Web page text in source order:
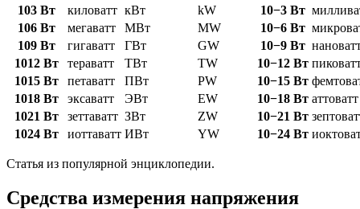
103 Вт
киловатт кВт kW 10−3 Вт
106 Вт
мегаватт МВт MW 10−6 Вт
109 Вт
гигаватт ГВт GW 10−9 Вт
1012 Вт
тераватт ТВт TW 10−12 Вт
1015 Вт
петаватт ПВт PW 10−15 Вт
1018 Вт
эксаватт ЭВт EW 10−18 Вт аттоватт
1021 Вт
зеттаватт ЗВт ZW 10−21 Вт
1024 Вт
иоттаватт ИВт YW 10−24 Вт
Статья из популярной энциклопедии.
Средства измерения напряжения